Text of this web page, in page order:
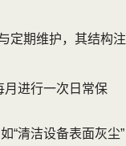
定期维护，其结构注
月进行一次日常保
“清洁设备表面灰尘”